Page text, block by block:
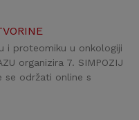
i proteomiku u onkologiji
organizira 7. SIMPOZIJ
se održati online s